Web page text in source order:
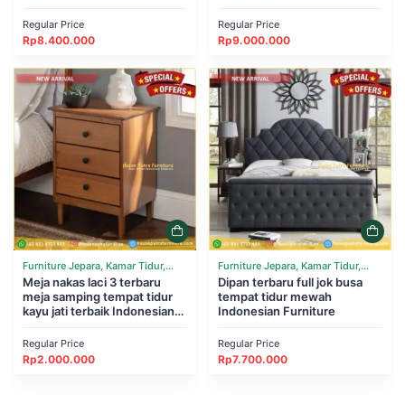
Regular Price
Rp8.400.000
Regular Price
Rp9.000.000
Furniture Jepara, Kamar Tidur,
Tempat Tidur
Meja nakas laci 3 terbaru
meja samping tempat tidur
kayu jati terbaik Indonesian
Regular Price
Rp2.000.000
Furniture Jepara, Kamar Tidur,
Tempat Tidur
Dipan terbaru full jok busa
tempat tidur mewah
Indonesian Furniture
Regular Price
Rp7.700.000